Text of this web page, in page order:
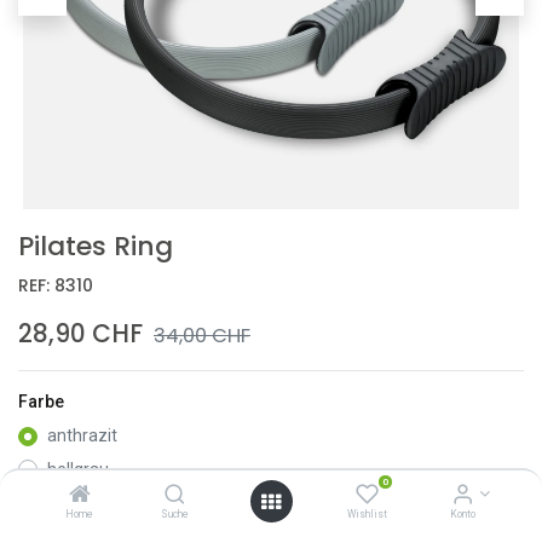
Home Suche
0
Wishlist Konto
Pilates Ring
REF: 8310
28,90 CHF 34,00CHF
Farbe
anthrazit
hellgrau